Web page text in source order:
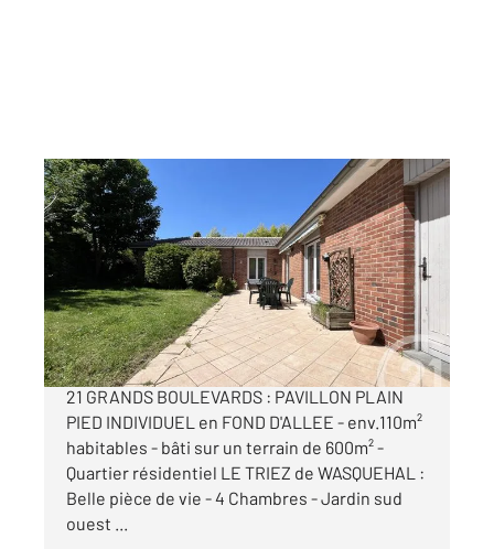
WASQUEHAL 59
110 m 2, 5 pièces
Ref : 1532
Maison à vendre
499 000 €
UNIQUEMENT DANS VOTRE AGENCE CENTURY
21 GRANDS BOULEVARDS : PAVILLON PLAIN
PIED INDIVIDUEL en FOND D'ALLEE - env.110m²
habitables - bâti sur un terrain de 600m² -
Quartier résidentiel LE TRIEZ de WASQUEHAL :
Belle pièce de vie - 4 Chambres - Jardin sud
ouest ...